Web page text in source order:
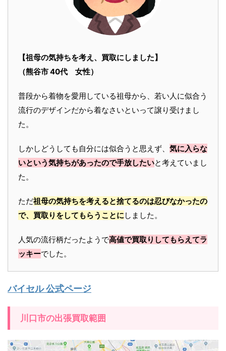
【祖母の気持ちを考え、買取にしました】
（熊谷市 40代 女性）
普段から着物を愛用している祖母から、若い人に似合う
流行のデザインだから着なさいといって譲り受けまし
た。
しかしどうしても自分には似合うと思えず、 気に入らな
いという気持ちがあったので手放したいと考えていまし
た。
ただ祖母の気持ちを考えると捨てるのは忍びなかったの
で、買取りをしてもらうことにしました。
人気の流行柄だったようで高値で買取りしてもらえてラ
ッキーでした。
バイセル 公式ページ
川口市の出張買取範囲